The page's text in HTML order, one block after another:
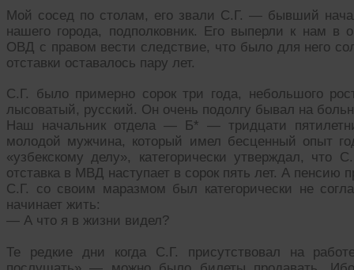
Мой сосед по столам, его звали С.Г. — бывший
нашего города, подполковник. Его выперли к нам
ОВД с правом вести следствие, что было для него
отставки оставалось пару лет.
С.Г. было примерно сорок три года, небольшого
лысоватый, русский. Он очень подолгу бывал на
Наш начальник отдела — Б* — тридцати
молодой мужчина, который имел бесценный опыт
«узбекскому делу», категорически утверждал,
отставка в МВД наступает в сорок пять лет. А пенсию
С.Г. со своим маразмом был категорически не
начинает жить:
— А что я в жизни видел?
Те редкие дни когда С.Г. присутствовал на